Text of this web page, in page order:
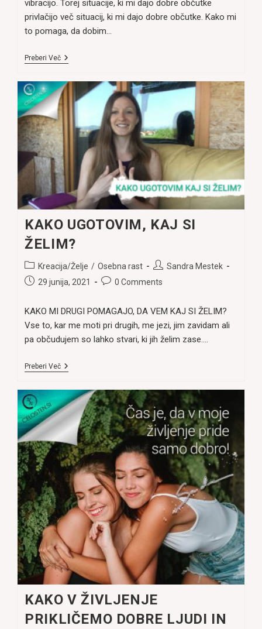
vibracijo. Torej situacije, ki mi dajo dobre občutke
privlačijo več situacij, ki mi dajo dobre občutke. Kako mi
to pomaga, da dobim…
Preberi VečZAKAJ
TEGA,
KAR
SI
ŽELIM?
KAKO UGOTOVIM, KAJ SI
ŽELIM?
Post
category:
Kreacija/Želje / Osebna rast
Post
author:
Sandra Mestek
Post29 junija, 2021
Post0 Comments
KAKO MI DRUGI POMAGAJO, DA VEM KAJ SI ŽELIM?
Vse to, kar me moti pri drugih, me jezi, jim zavidam ali
pa občudujem so lahko stvari, ki jih želim zase.…
Preberi VečKAKO
ŽELIM?
KAKO V ŽIVLJENJE
PRIKLIČEMO DOBRE LJUDI IN